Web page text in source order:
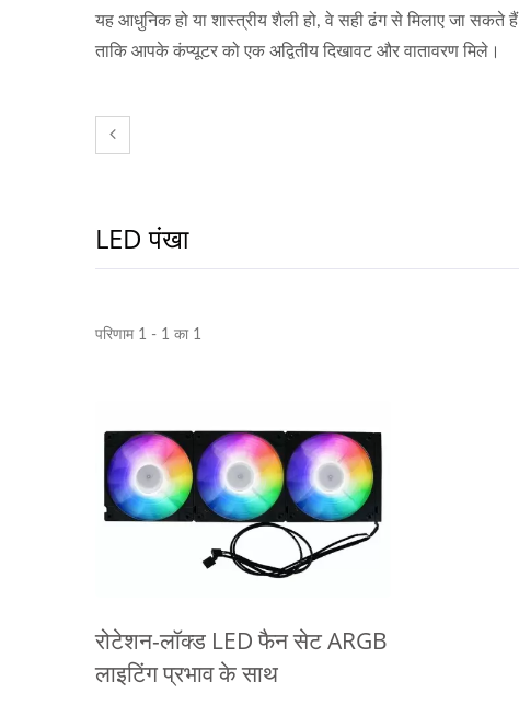
यह आधुनिक हो या शास्त्रीय शैली हो, वे सही ढंग से मिलाए जा सकते हैं
ताकि आपके कंप्यूटर को एक अद्वितीय दिखावट और वातावरण मिले।
LED पंखा
परिणाम 1 - 1 का 1
रोटेशन-लॉक्ड LED फैन सेट ARGB
लाइटिंग प्रभाव के साथ
DC फैन